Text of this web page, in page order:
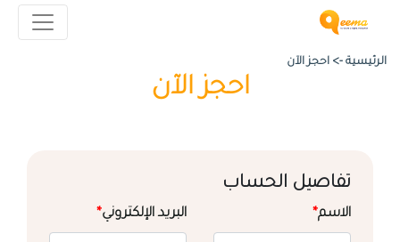
الرئيسية -> احجز الآن
احجز الآن
تفاصيل الحساب
الاسم* البريد الإلكتروني*